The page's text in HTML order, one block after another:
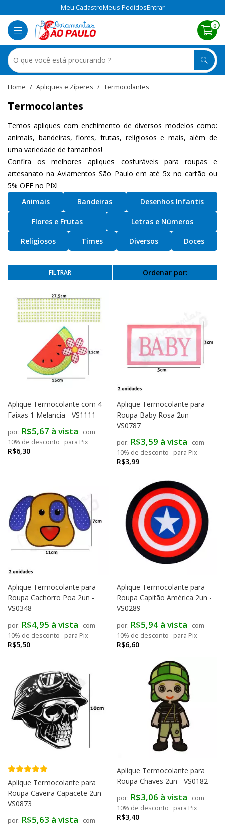
Meu CadastroMeus PedidosEntrar
0
Apliques e Zíperes Termocolantes
Termocolantes
Temos apliques com enchimento de diversos modelos como:
animais, bandeiras, flores, frutas, religiosos e mais, além de
uma variedade de tamanhos!
Confira os melhores apliques costuráveis para roupas e
artesanato na Aviamentos São Paulo em até 5x no cartão ou
5% OFF no PIX!
Animais
Bandeiras Desenhos Infantis
Flores e Frutas Letras e Números
Religiosos Times Diversos Doces
Ordenar por:
Aplique Termocolante com 4
Faixas 1 Melancia - VS1111
R$6,30
R$5,67 à vista
com
10% de desconto
para Pix
Aplique Termocolante para
Roupa Baby Rosa 2un -
VS0787
R$3,99
R$3,59 à vista
com
10% de desconto
para Pix
Aplique Termocolante para
Roupa Cachorro Poa 2un -
VS0348
R$5,50
R$4,95 à vista
com
10% de desconto
para Pix
Aplique Termocolante para
Roupa Capitão América 2un -
VS0289
R$6,60
R$5,94 à vista
com
10% de desconto
para Pix
Aplique Termocolante para
Roupa Caveira Capacete 2un -
VS0873
R$5,63 à vista
com
Aplique Termocolante para
Roupa Chaves 2un - VS0182
R$3,40
R$3,06 à vista
com
10% de desconto
para Pix